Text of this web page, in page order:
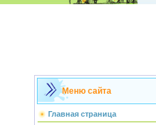
Меню сайта
Главная страница